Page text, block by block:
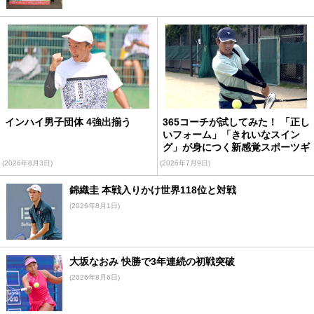
インハイ男子団体 4強出揃う
(2026年8月3日)
365コーチが試してみた！ 「正し
いフォーム」「きれいなスイン
グ」が身につく新感覚スポーツギ
ア
(2026年7月9日)
錦織圭 本戦入りかけ世界118位と対戦
(2026年8月1日)
大坂なおみ 快勝で3年連続の初戦突破
(2026年8月6日)